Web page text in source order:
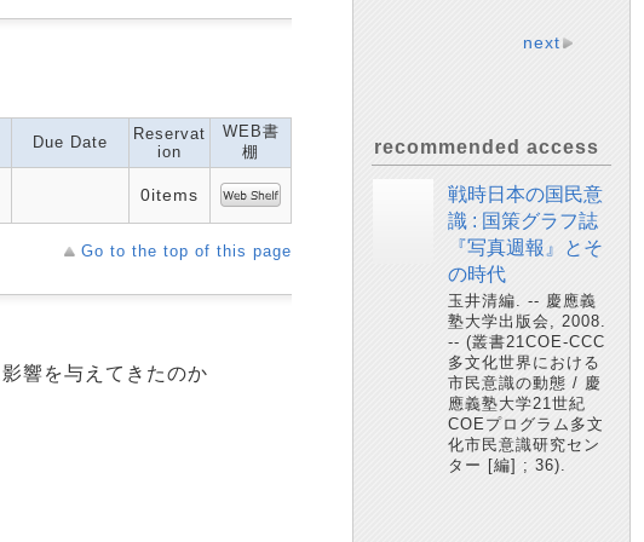
Due Date
Reservat
ion
WEB書
棚
0items
Go to the top of this page
響を与えてきたのか
next
recommended access
戦時日本の国民意
識 : 国策グラフ誌
『写真週報』とそ
の時代
玉井清編. -- 慶應義
塾大学出版会, 2008.
-- (叢書21COE-CCC
多文化世界における
市民意識の動態 / 慶
應義塾大学21世紀
COEプログラム多文
化市民意識研究セン
ター [編] ; 36).